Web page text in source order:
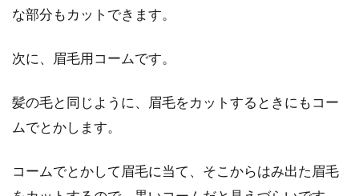
洗顔のし過ぎで乾燥肌になる！乾燥
な部分もカットできます。
次に、眉毛用コームです。
髪の毛と同じように、眉毛をカットするときにもコー
ムでとかします。
コームでとかして眉毛に当て、そこからはみ出た眉毛